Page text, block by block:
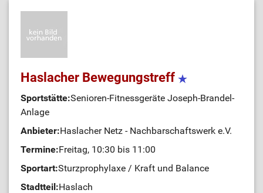
Haslacher Bewegungstreff
Sportstätte:Senioren-Fitnessgeräte Joseph-Brandel-
Anlage
Anbieter:Haslacher Netz - Nachbarschaftswerk e.V.
Termine:Freitag, 10:30 bis 11:00
Sportart:Sturzprophylaxe / Kraft und Balance
Stadtteil:Haslach